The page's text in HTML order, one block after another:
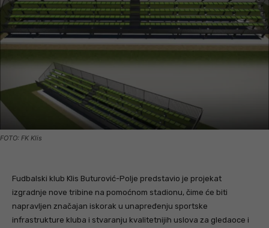
FOTO: FK Klis
Fudbalski klub Klis Buturović-Polje predstavio je projekat
izgradnje nove tribine na pomoćnom stadionu, čime će biti
napravljen značajan iskorak u unapređenju sportske
infrastrukture kluba i stvaranju kvalitetnijih uslova za gledaoce i